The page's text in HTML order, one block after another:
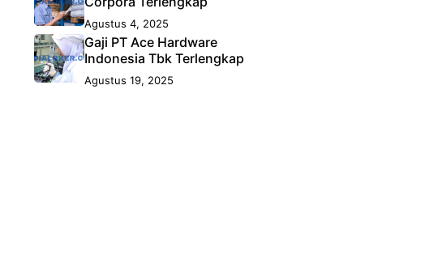
Agustus 4, 2025
Gaji PT Ace Hardware
Indonesia Tbk Terlengkap
Agustus 19, 2025